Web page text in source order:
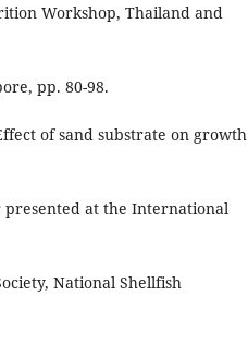
Workshop, Thailand and
pp. 80-98.
of sand substrate on growth
presented at the International
National Shellfish